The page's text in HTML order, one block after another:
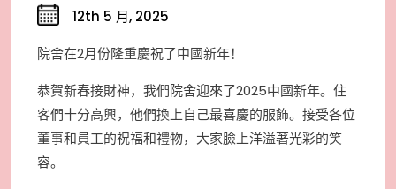
12th 5 月, 2025
院舍在2月份隆重慶祝了中國新年！
恭賀新春接財神，我們院舍迎來了2025中國新年。住
客們十分高興，他們換上自己最喜慶的服飾。接受各位
董事和員工的祝福和禮物，大家臉上洋溢著光彩的笑
容。